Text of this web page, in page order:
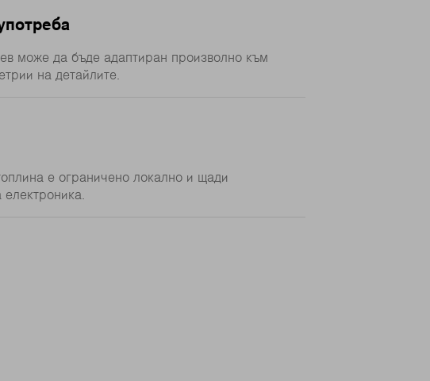
може да бъде адаптиран произволно към
на детайлите.
е ограничено локално и щади
електроника.